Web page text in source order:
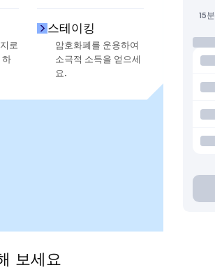
로
하
스테이킹
암호화폐를 운용하여
소극적 소득을 얻으세
요.
15분
보세요